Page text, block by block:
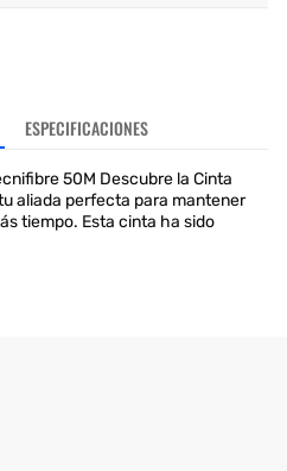
ESPECIFICACIONES
50M Descubre la Cinta
aliada perfecta para mantener
tiempo. Esta cinta ha sido